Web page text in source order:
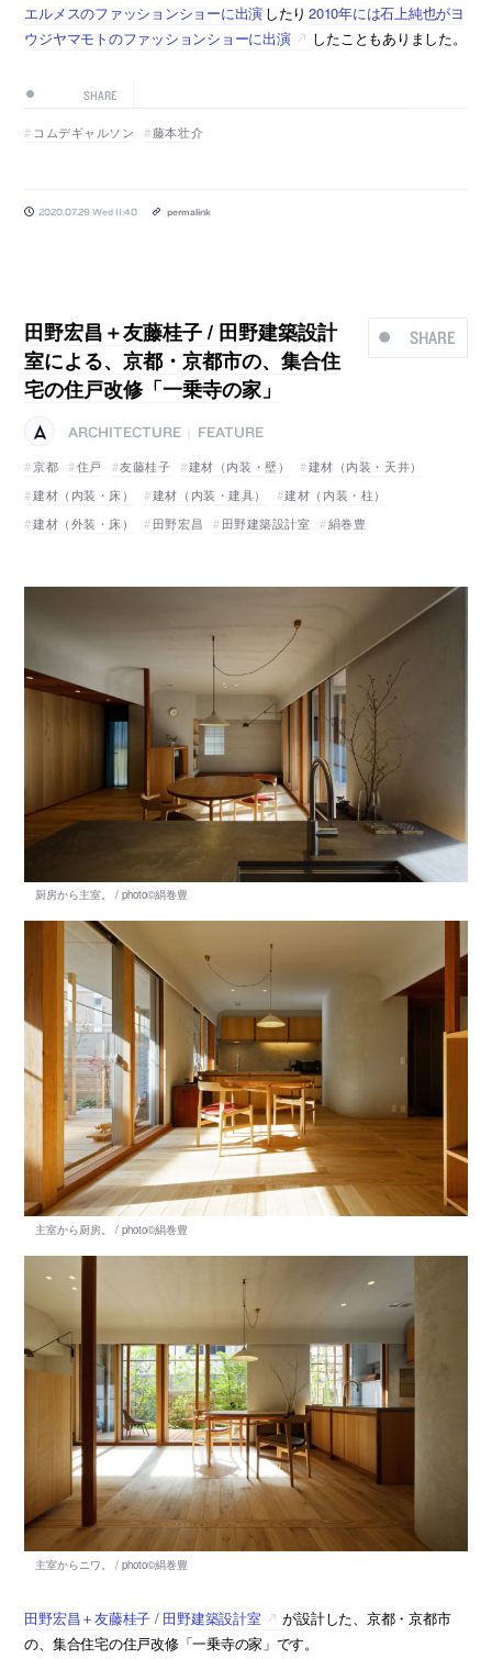
エルメスのファッションショーに出演 したり 2010年には石上純也がヨ
ウジヤマモトのファッションショーに出演
したこともありました。
SHARE
コムデギャルソン 藤本壮介
2020.07.29 Wed 11:40 permalink
SHARE
田野宏昌＋友藤桂子 / 田野建築設計
室による、京都・京都市の、集合住
宅の住戸改修「一乗寺の家」
ARCHITECTURE
FEATURE
京都
住戸 友藤桂子 建材（内装・壁）
建材（内装・天井）
建材（内装・床）
建材（内装・建具）
建材（内装・柱）
建材（外装・床）
田野宏昌 田野建築設計室 絹巻豊
田野宏昌＋友藤桂子 / 田野建築設計室
が設計した、京都・京都市
の、集合住宅の住戸改修「一乗寺の家」です。